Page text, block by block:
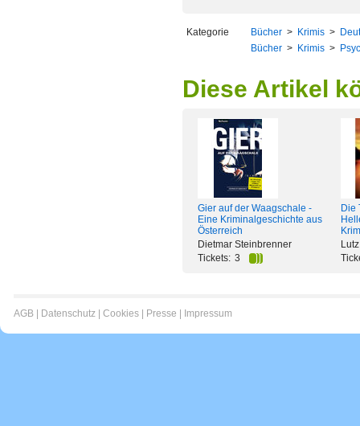
Kategorie Bücher > Krimis >
Bücher > Krimis >
Diese Artikel
Gier auf der Waagschale -
Eine Kriminalgeschichte aus
Österreich
Dietmar Steinbrenner
Tickets: 3
Die
AGB Datenschutz Cookies Presse Impressum